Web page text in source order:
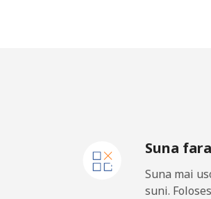
Telefon fix
Mobil
Suna
Suna mai
suni.